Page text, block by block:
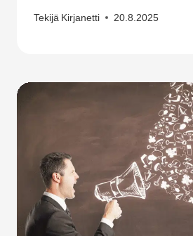
Tekijä Kirjanetti 20.8.2025